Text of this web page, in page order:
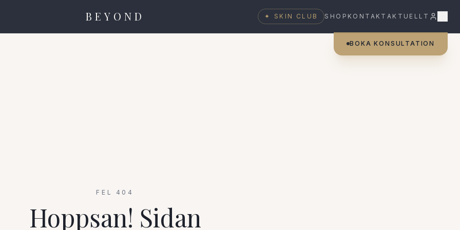
BEYOND ✦ SKIN CLUB SHOP KONTAKT AKTUELLT
BOKA KONSULTATION
FEL 404
Hoppsan! Sidan